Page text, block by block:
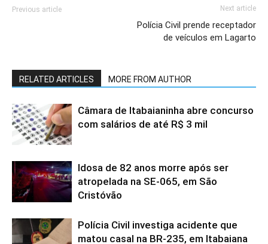
Previous article Next article
Polícia Civil prende receptador
de veículos em Lagarto
RELATED ARTICLES MORE FROM AUTHOR
Câmara de Itabaianinha abre concurso
com salários de até R$ 3 mil
Idosa de 82 anos morre após ser
atropelada na SE-065, em São
Cristóvão
Polícia Civil investiga acidente que
matou casal na BR-235, em Itabaiana